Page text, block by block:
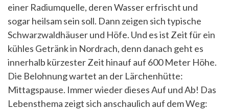
einer Radiumquelle, deren Wasser erfrischt und
sogar heilsam sein soll. Dann zeigen sich typische
Schwarzwaldhäuser und Höfe. Und es ist Zeit für ein
kühles Getränk in Nordrach, denn danach geht es
innerhalb kürzester Zeit hinauf auf 600 Meter Höhe.
Die Belohnung wartet an der Lärchenhütte:
Mittagspause. Immer wieder dieses Auf und Ab! Das
Lebensthema zeigt sich anschaulich auf dem Weg: